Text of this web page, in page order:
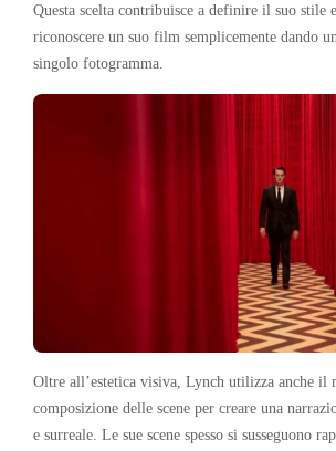
Questa scelta contribuisce a definire il suo stile
riconoscere un suo film semplicemente dando
singolo fotogramma.
Oltre all’estetica visiva, Lynch utilizza anche il
composizione delle scene per creare una
e surreale. Le sue scene spesso si susseguono